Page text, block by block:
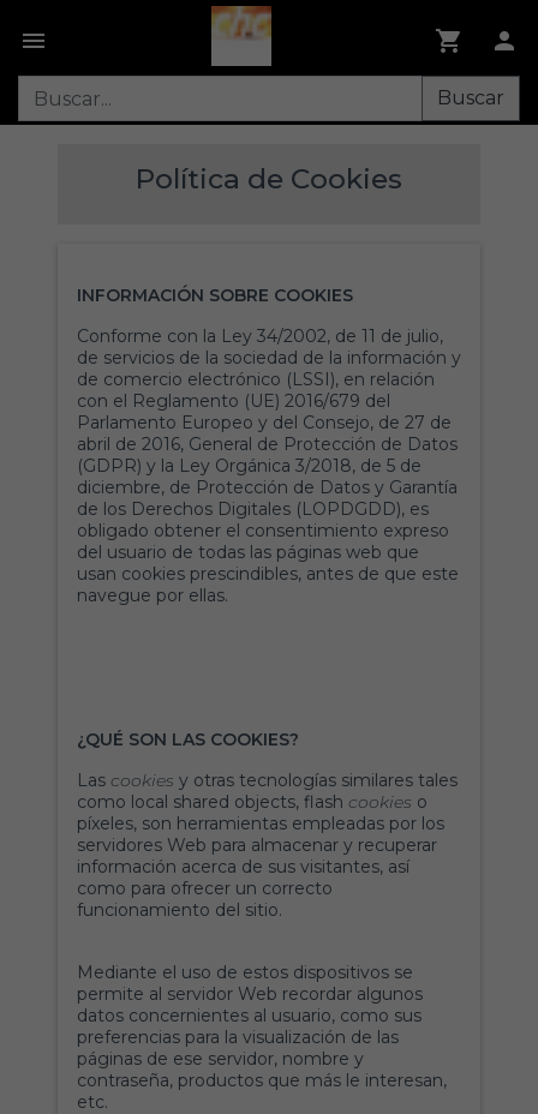
Buscar
Política de Cookies
INFORMACIÓN SOBRE COOKIES
Conforme con la Ley 34/2002, de 11 de julio,
de servicios de la sociedad de la información y
de comercio electrónico (LSSI), en relación
con el Reglamento (UE) 2016/679 del
Parlamento Europeo y del Consejo, de 27 de
abril de 2016, General de Protección de Datos
(GDPR) y la Ley Orgánica 3/2018, de 5 de
diciembre, de Protección de Datos y Garantía
de los Derechos Digitales (LOPDGDD), es
obligado obtener el consentimiento expreso
del usuario de todas las páginas web que
usan cookies prescindibles, antes de que este
navegue por ellas.
¿QUÉ SON LAS COOKIES?
Las cookies y otras tecnologías similares tales
como local shared objects, flash cookies o
píxeles, son herramientas empleadas por los
servidores Web para almacenar y recuperar
información acerca de sus visitantes, así
como para ofrecer un correcto
funcionamiento del sitio.
Mediante el uso de estos dispositivos se
permite al servidor Web recordar algunos
datos concernientes al usuario, como sus
preferencias para la visualización de las
páginas de ese servidor, nombre y
contraseña, productos que más le interesan,
etc.